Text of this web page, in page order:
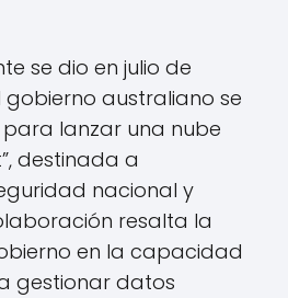
se dio en julio de
gobierno australiano se
para lanzar una nube
destinada a
nacional y
resalta la
en la capacidad
gestionar datos